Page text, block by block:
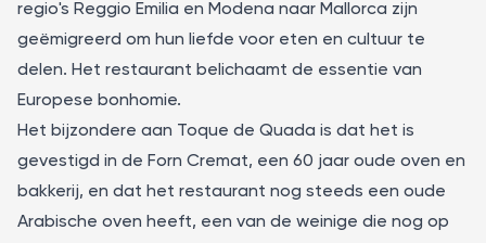
regio's Reggio Emilia en Modena naar Mallorca zijn
geëmigreerd om hun liefde voor eten en cultuur te
delen. Het restaurant belichaamt de essentie van
Europese bonhomie.
Het bijzondere aan Toque de Quada is dat het is
gevestigd in de Forn Cremat, een 60 jaar oude oven en
bakkerij, en dat het restaurant nog steeds een oude
Arabische oven heeft, een van de weinige die nog op